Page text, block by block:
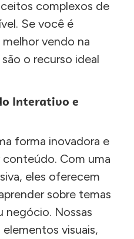
complexos de
Se você é
vendo na
o recurso ideal
Interativo e
forma inovadora e
Com uma
eles oferecem
sobre temas
negócio. Nossas
visuais,